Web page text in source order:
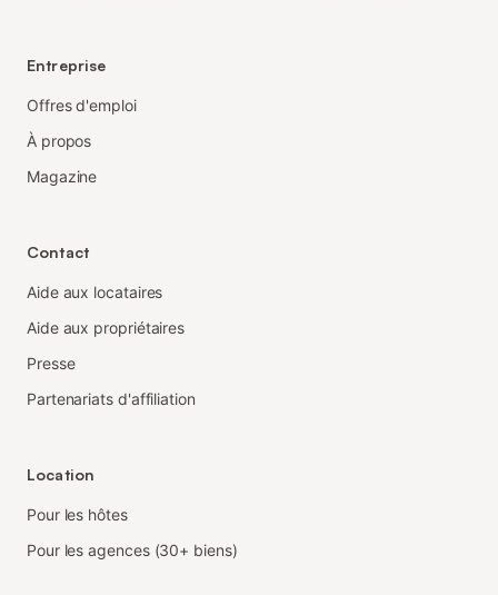
Entreprise
Offres d'emploi
À propos
Magazine
Contact
Aide aux locataires
Aide aux propriétaires
Presse
Partenariats d'affiliation
Location
Pour les hôtes
Pour les agences (30+ biens)